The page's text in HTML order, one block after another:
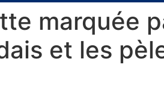
marquée
et les